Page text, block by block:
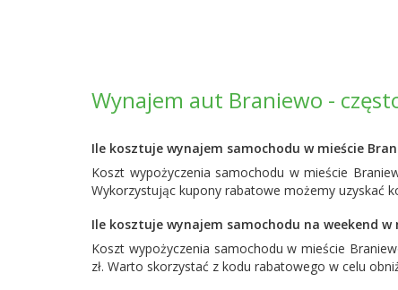
Wynajem aut Braniewo -
Ile kosztuje wynajem samochodu w mieście
Koszt wypożyczenia samochodu w mieście
Wykorzystując kupony rabatowe możemy uzyskać
Ile kosztuje wynajem samochodu na weekend w
Koszt wypożyczenia samochodu w mieście
zł. Warto skorzystać z kodu rabatowego w celu